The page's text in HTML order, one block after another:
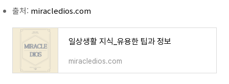
출처: miracledios.com
일상생활 지식_유용한 팁과 정보
miracledios.com